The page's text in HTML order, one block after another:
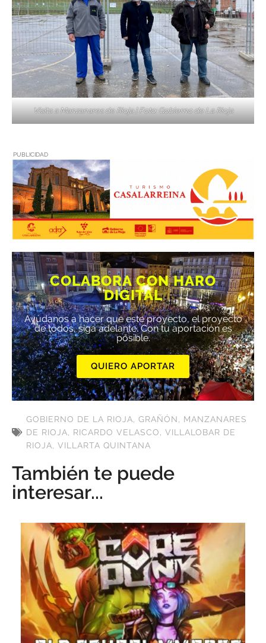
Visita a Manzanares de Rioja | Foto: Gobierno de La Rioja
PUBLICIDAD
COLABORA CON HARO
DIGITAL
Ayúdanos a hacer que este proyecto, el proyecto
de todos, siga adelante. Con tu aportación es
posible.
QUIERO APORTAR
GOBIERNO DE LA RIOJA, GRAÑÓN, MANZANARES
DE RIOJA, RICARDO VELASCO, VILLALOBAR DE
RIOJA, VILLARTA QUINTANA
También te puede
interesar...